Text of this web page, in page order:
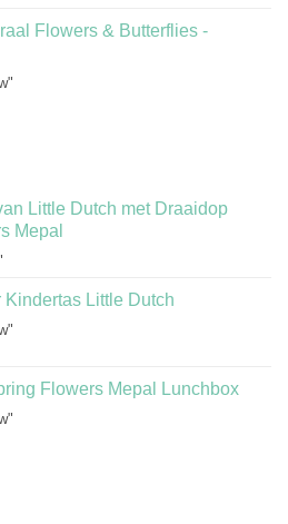
Flowers & Butterflies -
Little Dutch met Draaidop
Mepal
Little Dutch
Flowers Mepal Lunchbox